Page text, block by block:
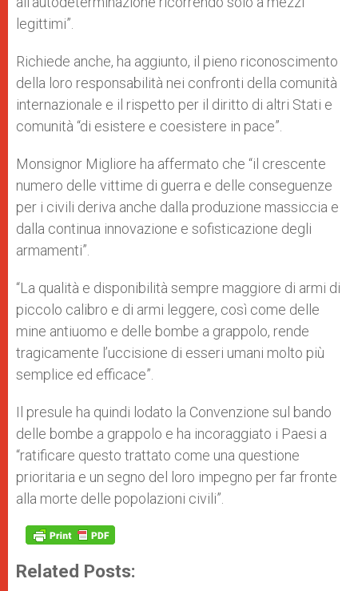
legittimi”.
Richiede anche, ha aggiunto, il pieno riconoscimento
della loro responsabilità nei confronti della comunità
internazionale e il rispetto per il diritto di altri Stati e
comunità “di esistere e coesistere in pace”.
Monsignor Migliore ha affermato che “il crescente
numero delle vittime di guerra e delle conseguenze
per i civili deriva anche dalla produzione massiccia e
dalla continua innovazione e sofisticazione degli
armamenti”.
“La qualità e disponibilità sempre maggiore di armi di
piccolo calibro e di armi leggere, così come delle
mine antiuomo e delle bombe a grappolo, rende
tragicamente l’uccisione di esseri umani molto più
semplice ed efficace”.
Il presule ha quindi lodato la Convenzione sul bando
delle bombe a grappolo e ha incoraggiato i Paesi a
“ratificare questo trattato come una questione
prioritaria e un segno del loro impegno per far fronte
alla morte delle popolazioni civili”.
Related Posts: